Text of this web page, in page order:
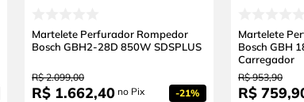
Martelete Perfurador Rompedor
Bosch GBH2-28D 850W SDSPLUS
R$ 2.099,00
R$ 1.662,40 no Pix -21%
Martelete
Bosch GBH
Carregador
R$ 953,90
R$ 759,